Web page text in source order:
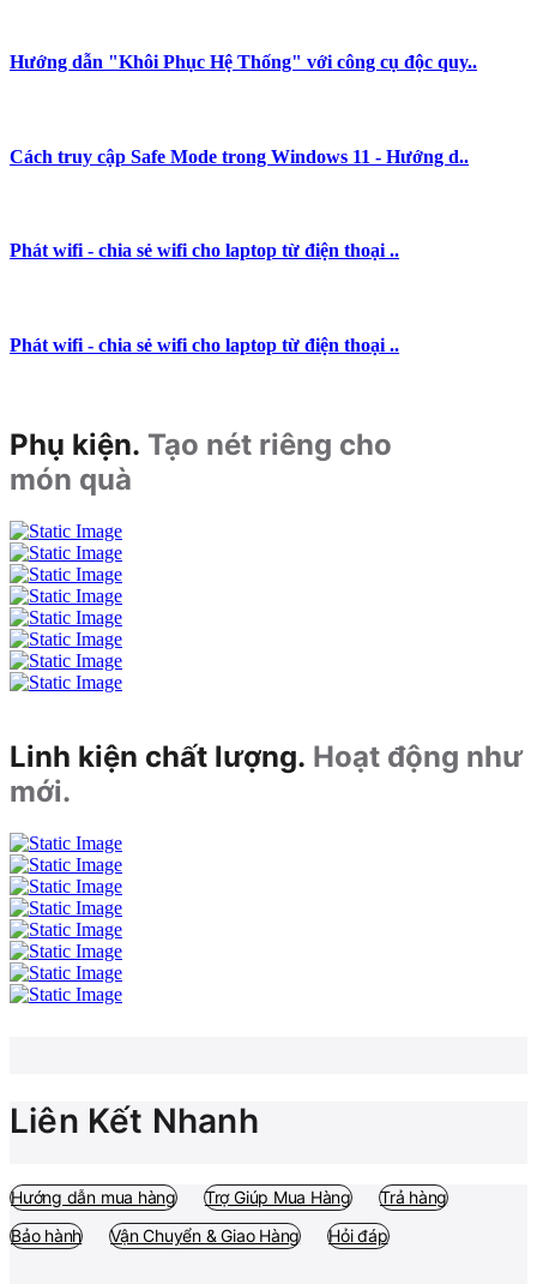
Hướng dẫn "Khôi Phục Hệ Thống" với công cụ độc quy..
Cách truy cập Safe Mode trong Windows 11 - Hướng d..
Phát wifi - chia sẻ wifi cho laptop từ điện thoại ..
Phát wifi - chia sẻ wifi cho laptop từ điện thoại ..
Phụ kiện. Tạo nét riêng cho
món quà
Linh kiện chất lượng. Hoạt động như
mới.
Liên Kết Nhanh
Hướng dẫn mua hàng Trợ Giúp Mua Hàng
Trả hàng
Bảo hành
Vận Chuyển & Giao Hàng Hỏi đáp